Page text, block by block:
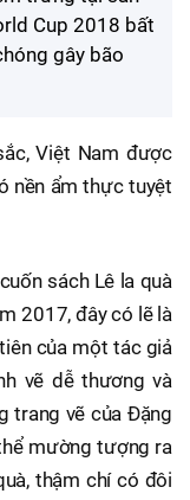
Cup 2018 bất
gây bão
Việt Nam được
nền ẩm thực tuyệt
sách Lê la quà
2017, đây có lẽ là
của một tác giả
vẽ dễ thương và
trang vẽ của Đặng
mường tượng ra
thậm chí có đôi